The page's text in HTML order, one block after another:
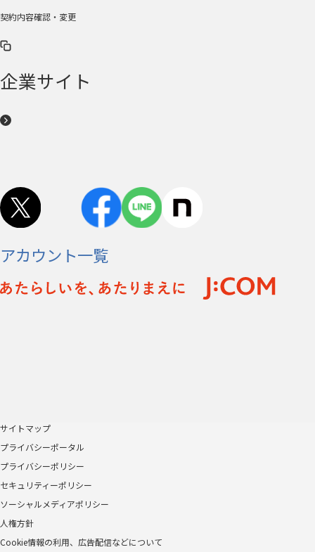
契約内容確認・変更
企業サイト
アカウント一覧
サイトマップ
プライバシーポータル
プライバシーポリシー
セキュリティーポリシー
ソーシャルメディアポリシー
人権方針
Cookie情報の利用、広告配信などについて